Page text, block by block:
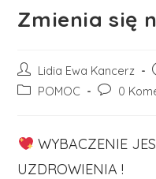
Zmienia się
Post
author:
Lidia Ewa Kancerz
PostPOMOC
Post0
WYBACZENIE
UZDROWIENIA !